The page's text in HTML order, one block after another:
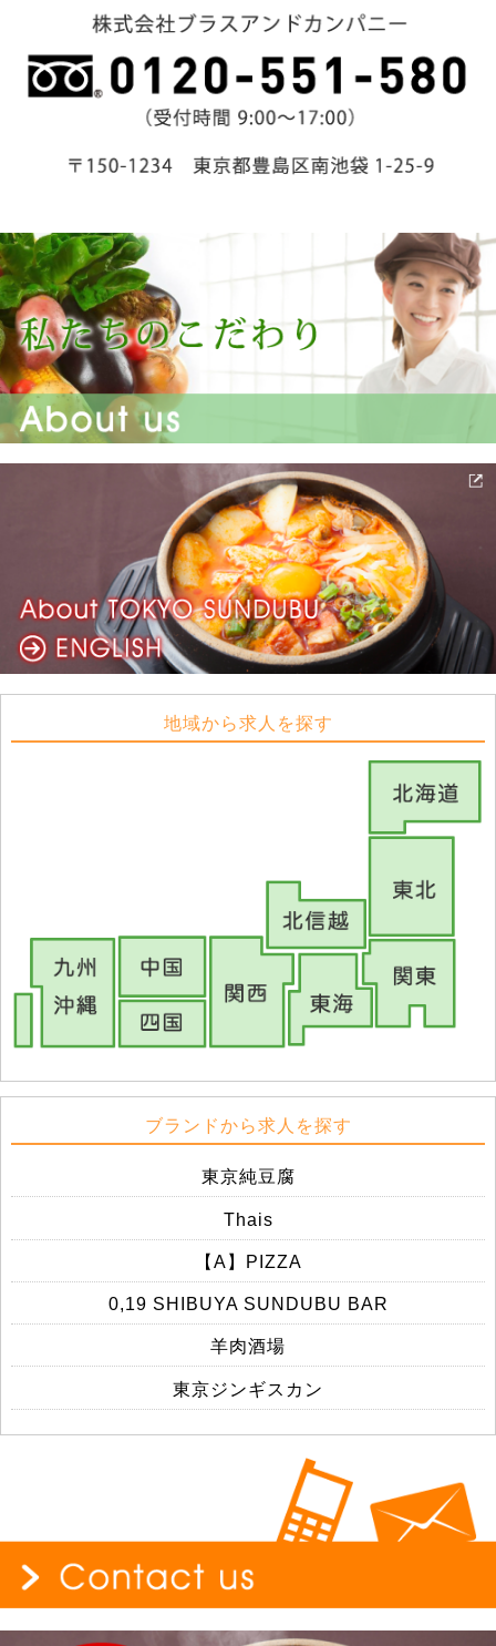
地域から求人を探す
ブランドから求人を探す
東京純豆腐
Thais
【A】PIZZA
0,19 SHIBUYA SUNDUBU BAR
羊肉酒場
東京ジンギスカン